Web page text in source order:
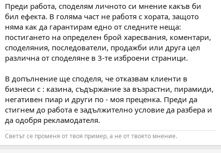
Преди работа, споделям личното си мнение какъв би
бил ефекта. В голяма част не работя с хората, защото
няма как да гарантирам едно от следните неща:
постигането на определен брой харесвания, коментари,
споделяния, последователи, продажби или друга цел
различна от споделяне в 3-те изброени страници.
В допълнение ще споделя, че отказвам клиенти в
бизнеси с : казина, съдържание за възрастни, пирамиди,
негативен пиар и други по - моя преценка. Преди да
стигнем до работа е задължително условие да разбера и
да одобря рекламодателя.
Светът се променя от твоя пример, а не от твоето мнение.